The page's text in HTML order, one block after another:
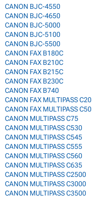
CANON BJC-4550
CANON BJC-4650
CANON BJC-5000
CANON BJC-5100
CANON BJC-5500
CANON FAX B180C
CANON FAX B210C
CANON FAX B215C
CANON FAX B230C
CANON FAX B740
CANON FAX MULTIPASS C20
CANON FAX MULTIPASS C50
CANON MULTIPASS C75
CANON MULTIPASS C530
CANON MULTIPASS C545
CANON MULTIPASS C555
CANON MULTIPASS C560
CANON MULTIPASS C635
CANON MULTIPASS C2500
CANON MULTIPASS C3000
CANON MULTIPASS C3500